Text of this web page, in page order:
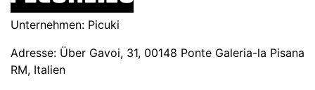
Unternehmen: Picuki
Adresse: Über Gavoi, 31, 00148 Ponte Galeria-la Pisana
RM, Italien